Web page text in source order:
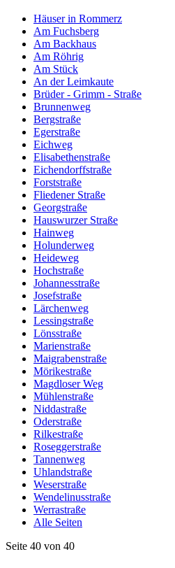
Häuser in Rommerz
Am Fuchsberg
Am Backhaus
Am Röhrig
Am Stück
An der Leimkaute
Brüder - Grimm - Straße
Brunnenweg
Bergstraße
Egerstraße
Eichweg
Elisabethenstraße
Eichendorffstraße
Forststraße
Fliedener Straße
Georgstraße
Hauswurzer Straße
Hainweg
Holunderweg
Heideweg
Hochstraße
Johannesstraße
Josefstraße
Lärchenweg
Lessingstraße
Lönsstraße
Marienstraße
Maigrabenstraße
Mörikestraße
Magdloser Weg
Mühlenstraße
Niddastraße
Oderstraße
Rilkestraße
Roseggerstraße
Tannenweg
Uhlandstraße
Weserstraße
Wendelinusstraße
Werrastraße
Alle Seiten
Seite 40 von 40